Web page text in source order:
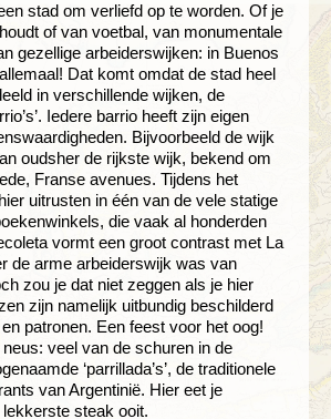
stad om verliefd op te worden. Of je
of van voetbal, van monumentale
gezellige arbeiderswijken: in Buenos
Dat komt omdat de stad heel
in verschillende wijken, de
Iedere barrio heeft zijn eigen
Bijvoorbeeld de wijk
oudsher de rijkste wijk, bekend om
Franse avenues. Tijdens het
uitrusten in één van de vele statige
die vaak al honderden
vormt een groot contrast met La
de arme arbeiderswijk was van
zou je dat niet zeggen als je hier
zijn namelijk uitbundig beschilderd
patronen. Een feest voor het oog!
veel van de schuren in de
‘parrillada’s’, de traditionele
van Argentinië. Hier eet je
steak ooit.